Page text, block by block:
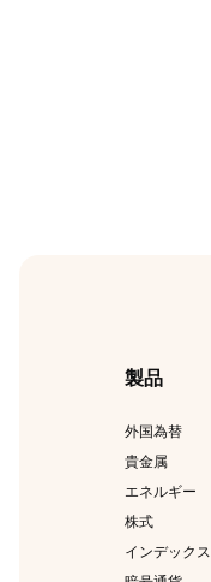
製品
外国為替
貴金属
エネルギー
株式
インデックス